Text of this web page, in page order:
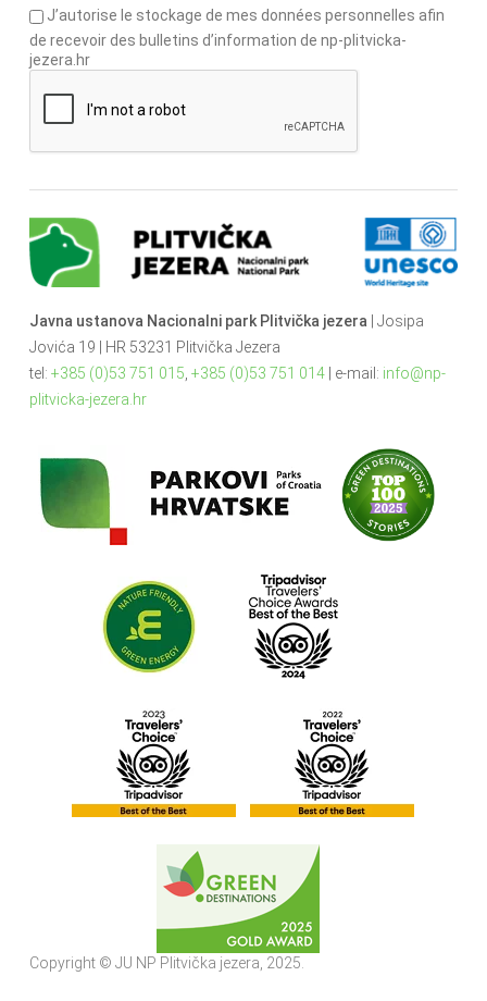
J’autorise le stockage de mes données personnelles afin
de recevoir des bulletins d’information de np-plitvicka-
jezera.hr
Javna ustanova Nacionalni park Plitvička jezera | Josipa
Jovića 19 | HR 53231 Plitvička Jezera
tel: +385 (0)53 751 015 +385 (0)53 751 014| e-mail: info@np-
plitvicka-jezera.hr
Copyright © JU NP Plitvička jezera, 2025.